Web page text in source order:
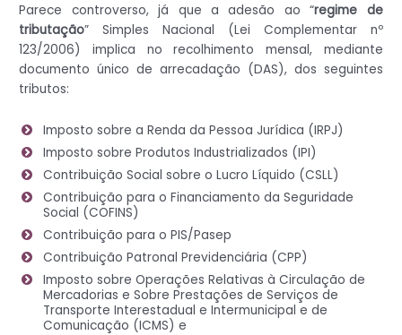
Parece controverso, já que a adesão ao “regime de
tributação” Simples Nacional (Lei Complementar nº
123/2006) implica no recolhimento mensal, mediante
documento único de arrecadação (DAS), dos seguintes
tributos:
Imposto sobre a Renda da Pessoa Jurídica (IRPJ)
Imposto sobre Produtos Industrializados (IPI)
Contribuição Social sobre o Lucro Líquido (CSLL)
Contribuição para o Financiamento da Seguridade
Social (COFINS)
Contribuição para o PIS/Pasep
Contribuição Patronal Previdenciária (CPP)
Imposto sobre Operações Relativas à Circulação de
Mercadorias e Sobre Prestações de Serviços de
Transporte Interestadual e Intermunicipal e de
Comunicação (ICMS) e